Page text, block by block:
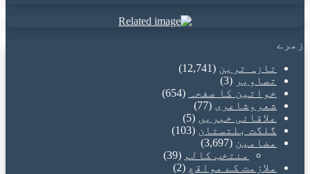
زمرے
تازہ ترین (12,741)
تصاویر (3)
خواتین کا صفحہ
(654)
شعروشاعری (77)
علاقائی خبریں (5)
گلگت بلتستان (103)
مضامین (3,697)
منتخب کالم (39)
ملازمت کے مواقع (2)